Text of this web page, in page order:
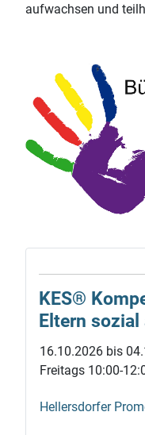
aufwachsen und
KES®
Eltern
16.10.2026 bis
Freitags 10:00-
Hellersdorfer